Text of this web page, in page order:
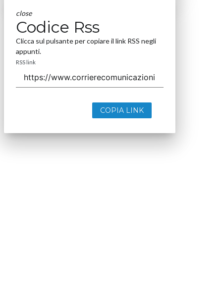
close
Codice Rss
Clicca sul pulsante per copiare il link RSS negli
appunti.
RSS link
COPIA LINK